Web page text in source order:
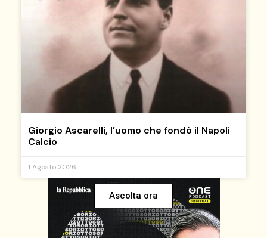
Giorgio Ascarelli, l’uomo che fondò il Napoli
Calcio
1 Agosto 2026
Ascolta ora